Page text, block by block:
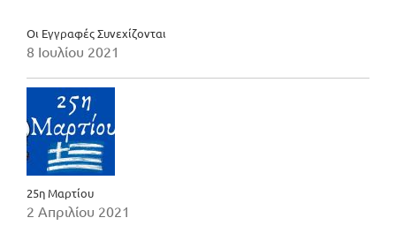
Οι Εγγραφές Συνεχίζονται
8 Ιουλίου 2021
25η Μαρτίου
2 Απριλίου 2021